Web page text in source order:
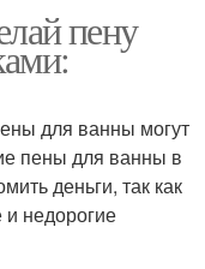
пену
для ванны могут
пены для ванны в
деньги, так как
недорогие